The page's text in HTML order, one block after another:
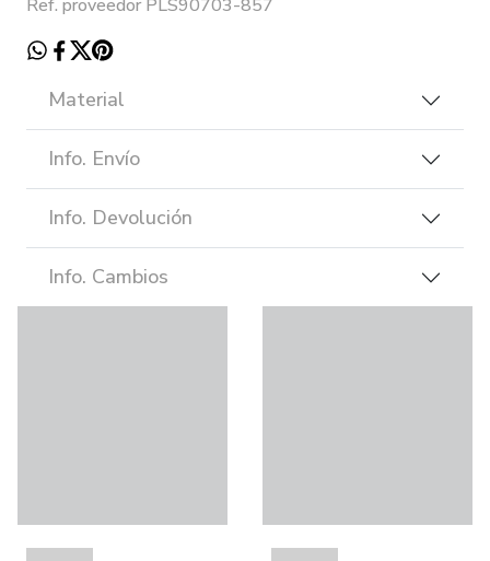
Ref. proveedor PLS90703-857
Material
Info. Envío
Info. Devolución
Info. Cambios